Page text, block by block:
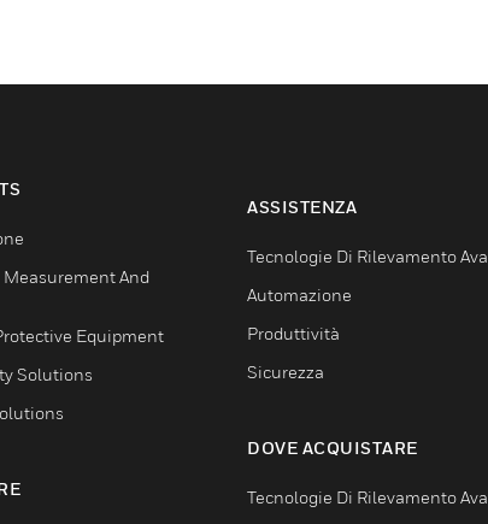
And
Equipment
Solutions
ASSISTENZA
Tecnologie Di Rilevamento
Automazione
Produttività
Sicurezza
DOVE ACQUISTARE
Tecnologie Di Rilevamento